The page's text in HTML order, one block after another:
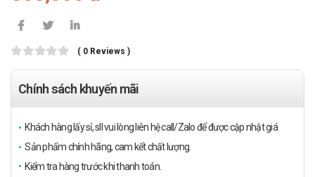
( 0 Reviews )
Chính sách khuyến mãi
Khách hàng lấy sỉ, sll vui lòng liên hệ call/Zalo để được cập nhật giá
Sản phẩm chính hãng, cam kết chất lượng.
Kiểm tra hàng trước khi thanh toán.